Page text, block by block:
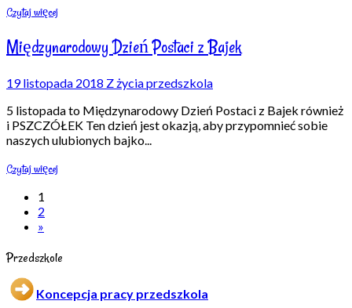
Czytaj więcej
Międzynarodowy Dzień Postaci z Bajek
19 listopada 2018 Z życia przedszkola
5 listopada to Międzynarodowy Dzień Postaci z Bajek również
i PSZCZÓŁEK Ten dzień jest okazją, aby przypomnieć sobie
naszych ulubionych bajko...
Czytaj więcej
1
2
»
Przedszkole
Koncepcja pracy przedszkola